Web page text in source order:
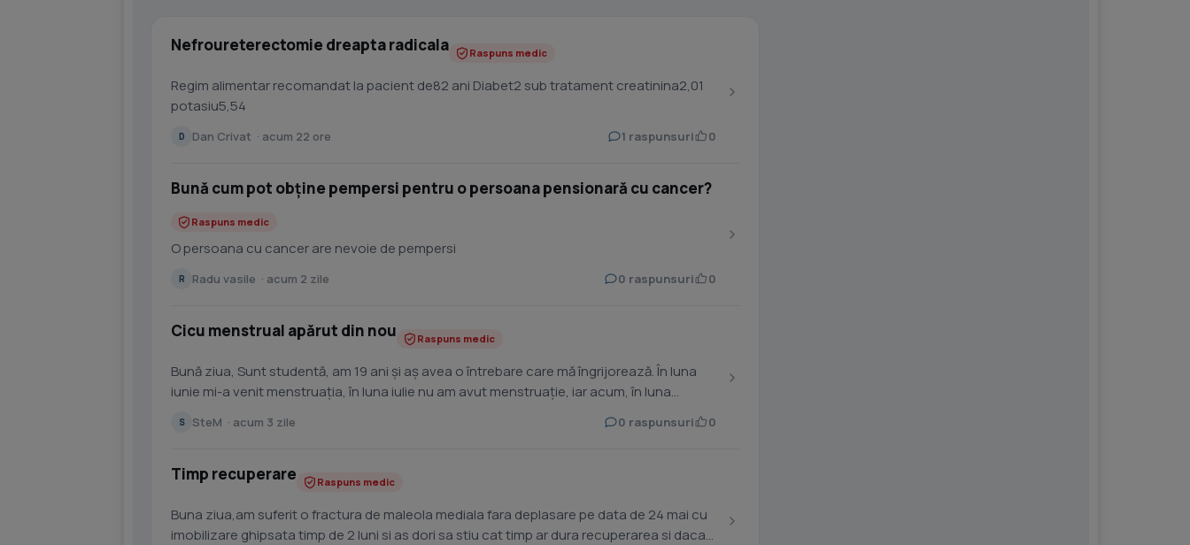
Nefroureterectomie dreapta radicala Raspuns medic
Regim alimentar recomandat la pacient de82 ani Diabet2 sub tratament creatinina2,01
potasiu5,54
D Dan Crivat · acum 22 ore 1 raspunsuri 0
Bună cum pot obține pempersi pentru o persoana pensionară cu cancer?
Raspuns medic
O persoana cu cancer are nevoie de pempersi
R Radu vasile · acum 2 zile 0 raspunsuri 0
Cicu menstrual apărut din nou Raspuns medic
Bună ziua, Sunt studentă, am 19 ani și aș avea o întrebare care mă îngrijorează. În luna
iunie mi-a venit menstruația, în luna iulie nu am avut menstruație, iar acum, în luna
S SteM · acum 3 zile 0 raspunsuri 0
Timp recuperare Raspuns medic
Buna ziua,am suferit o fractura de maleola mediala fara deplasare pe data de 24 mai cu
imobilizare ghipsata timp de 2 luni si as dori sa stiu cat timp ar dura recuperarea si daca